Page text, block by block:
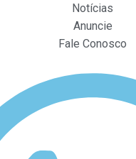
Notícias
Anuncie
Fale Conosco